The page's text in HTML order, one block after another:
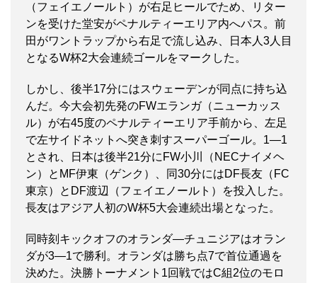
（フェイエノールト）が右足ヒールでため、リター
ンを受けた堂安がペナルティーエリア内へパス。前
田がワントラップから右足で流し込み、日本人3人目
となるW杯2大会連続ゴールをマークした。
しかし、後半17分にはスウェーデンが同点に持ち込
んだ。今大会初先発のFWエランガ（ニューカッス
ル）が右45度のペナルティーエリア手前から、左足
で左サイドネットへ突き刺すスーパーゴール。1―1
とされ、日本は後半21分にFW小川（NECナイメヘ
ン）とMF伊東（ゲンク）、同30分にはDF長友（FC
東京）とDF渡辺（フェイエノールト）を投入した。
長友はアジア人初のW杯5大会連続出場となった。
同時刻キックオフのオランダ―チュニジアはオラン
ダが3―1で勝利。オランダは勝ち点7で首位通過を
決めた。決勝トーナメント1回戦ではC組2位のモロ